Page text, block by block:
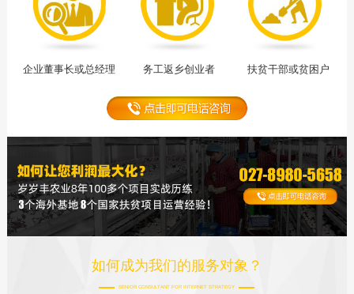
企业董事长或总经理 务工返乡创业者 扶贫干部或贫困户
如何成为我们的服务对象？
SENIOR CONSULTANT FOR INTERNET STRATEGY